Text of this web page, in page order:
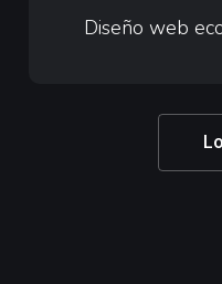
Diseño web